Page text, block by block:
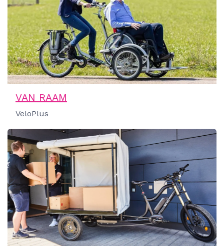
VAN RAAM
VeloPlus